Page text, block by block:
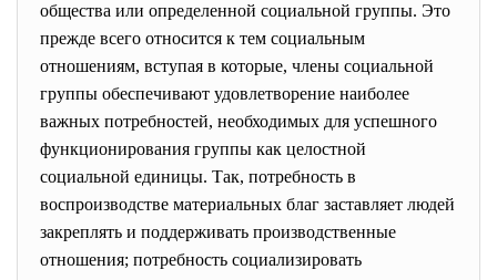
общества или определенной социальной группы. Это
прежде всего относится к тем социальным
отношениям, вступая в которые, члены социальной
группы обеспечивают удовлетворение наиболее
важных потребностей, необходимых для успешного
функционирования группы как целостной
социальной единицы. Так, потребность в
воспроизводстве материальных благ заставляет людей
закреплять и поддерживать производственные
отношения; потребность социализировать